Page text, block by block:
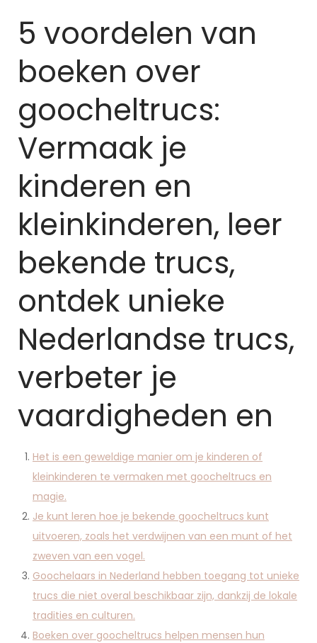
5 voordelen van
boeken over
goocheltrucs:
Vermaak je
kinderen en
kleinkinderen, leer
bekende trucs,
ontdek unieke
Nederlandse trucs,
verbeter je
vaardigheden en
Het is een geweldige manier om je kinderen of
kleinkinderen te vermaken met goocheltrucs en
magie.
Je kunt leren hoe je bekende goocheltrucs kunt
uitvoeren, zoals het verdwijnen van een munt of het
zweven van een vogel.
Goochelaars in Nederland hebben toegang tot unieke
trucs die niet overal beschikbaar zijn, dankzij de lokale
tradities en culturen.
Boeken over goocheltrucs helpen mensen hun